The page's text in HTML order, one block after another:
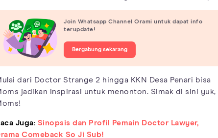
Join Whatsapp Channel Orami untuk dapat info
terupdate!
Bergabung sekarang
dari Doctor Strange 2 hingga KKN Desa Penari bisa
jadikan inspirasi untuk menonton. Simak di sini yuk,
Juga: Sinopsis dan Profil Pemain Doctor Lawyer,
Comeback So Ji Sub!